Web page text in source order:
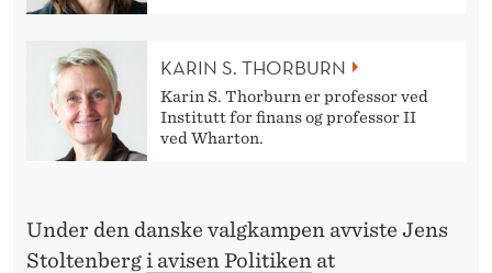
KARIN S. THORBURN
Karin S. Thorburn er professor ved
Institutt for finans og professor II
ved Wharton.
Under den danske valgkampen avviste Jens
Stoltenberg i avisen Politiken at